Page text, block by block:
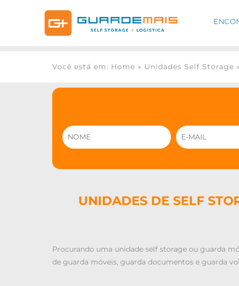
Você está em: Home » Unidades Self Storage »
UNIDADES DE SELF
Procurando uma unidade self storage ou guarda
de guarda móveis, guarda documentos e guarda